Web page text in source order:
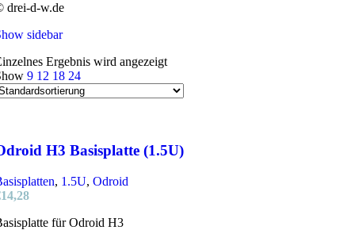
drei-d-w.de
sidebar
Ergebnis wird angezeigt
9 12 18 24
H3 Basisplatte (1.5U)
, 1.5U, Odroid
14,28
für Odroid H3